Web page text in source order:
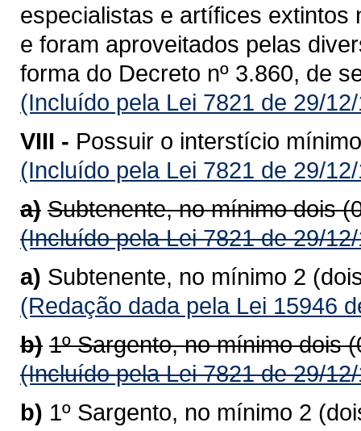
especialistas e artífices extintos
e foram aproveitados pelas
forma do Decreto nº 3.860, de
(Incluído pela Lei 7821 de 29/
VIII - Possuir o interstício
(Incluído pela Lei 7821 de 29/
a) Subtenente, no mínimo dois
(Incluído pela Lei 7821 de 29/
a) Subtenente, no mínimo 2
(Redação dada pela Lei 15946
b) 1º Sargento, no mínimo dois
(Incluído pela Lei 7821 de 29/
b) 1º Sargento, no mínimo 2